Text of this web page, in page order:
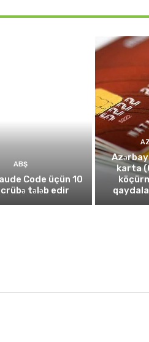
ABŞ
Code üçün 10
tələb edir
karta